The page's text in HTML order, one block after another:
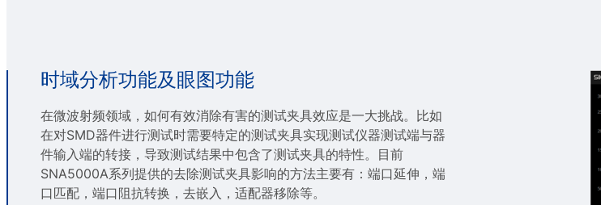
时域分析功能及眼图功能
在微波射频领域，如何有效消除有害的测试夹具效应是一大挑战。比如
在对SMD器件进行测试时需要特定的测试夹具实现测试仪器测试端与器
件输入端的转接，导致测试结果中包含了测试夹具的特性。目前
SNA5000A系列提供的去除测试夹具影响的方法主要有：端口延伸，端
口匹配，端口阻抗转换，去嵌入，适配器移除等。